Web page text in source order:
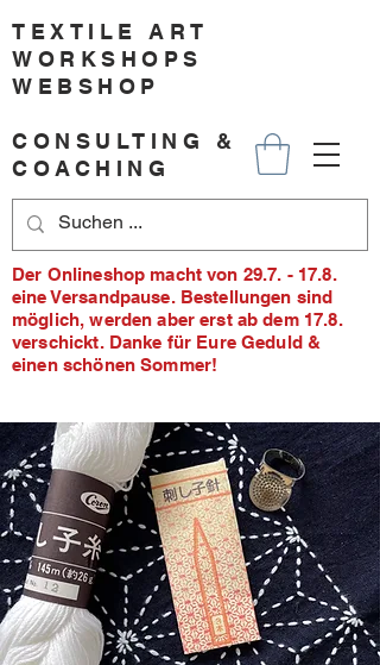
TEXTILE ART
WORKSHOPS
WEBSHOP
CONSULTING &
COACHING
Der Onlineshop macht von 29.7. - 17.8.
eine Versandpause. Bestellungen sind
möglich, werden aber erst ab dem 17.8.
verschickt. Danke für Eure Geduld &
einen schönen Sommer!